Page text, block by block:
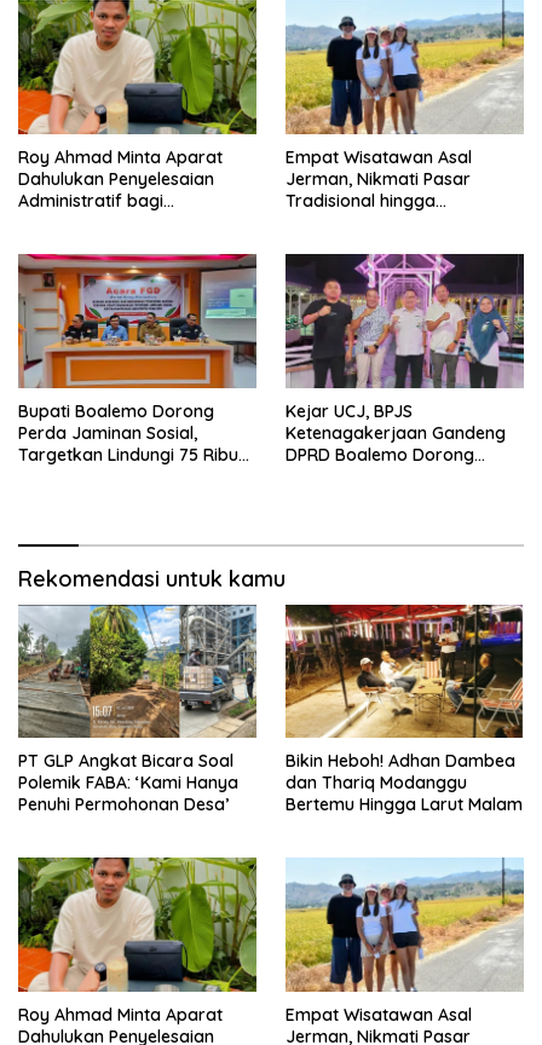
Roy Ahmad Minta Aparat
Dahulukan Penyelesaian
Administratif bagi
Empat Wisatawan Asal
Jerman, Nikmati Pasar
Tradisional hingga
Bupati Boalemo Dorong
Perda Jaminan Sosial,
Targetkan Lindungi 75 Ribu
Kejar UCJ, BPJS
Ketenagakerjaan Gandeng
DPRD Boalemo Dorong
Rekomendasi untuk kamu
PT GLP Angkat Bicara Soal
Polemik FABA: ‘Kami Hanya
Penuhi Permohonan Desa’
Bikin Heboh! Adhan Dambea
dan Thariq Modanggu
Bertemu Hingga Larut Malam
Roy Ahmad Minta Aparat
Dahulukan Penyelesaian
Empat Wisatawan Asal
Jerman, Nikmati Pasar